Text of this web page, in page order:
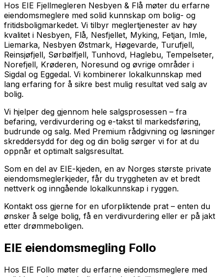
Hos EIE Fjellmegleren Nesbyen & Flå møter du erfarne
eiendomsmeglere med solid kunnskap om bolig- og
fritidsboligmarkedet. Vi tilbyr meglertjenester av høy
kvalitet i Nesbyen, Flå, Nesfjellet, Myking, Fetjan, Imle,
Liemarka, Nesbyen Østmark, Høgevarde, Turufjell,
Reinsjøfjell, Sørbølfjell, Tunhovd, Haglebu, Tempelseter,
Norefjell, Krøderen, Noresund og øvrige områder i
Sigdal og Eggedal. Vi kombinerer lokalkunnskap med
lang erfaring for å sikre best mulig resultat ved salg av
bolig.
Vi hjelper deg gjennom hele salgsprosessen – fra
befaring, verdivurdering og e-takst til markedsføring,
budrunde og salg. Med Premium rådgivning og løsninger
skreddersydd for deg og din bolig sørger vi for at du
oppnår et optimalt salgsresultat.
Som en del av EIE-kjeden, en av Norges største private
eiendomsmeglerkjeder, får du tryggheten av et bredt
nettverk og inngående lokalkunnskap i ryggen.
Kontakt oss gjerne for en uforpliktende prat – enten du
ønsker å selge bolig, få en verdivurdering eller er på jakt
etter drømmeboligen.
EIE eiendomsmegling Follo
Hos EIE Follo møter du erfarne eiendomsmeglere med